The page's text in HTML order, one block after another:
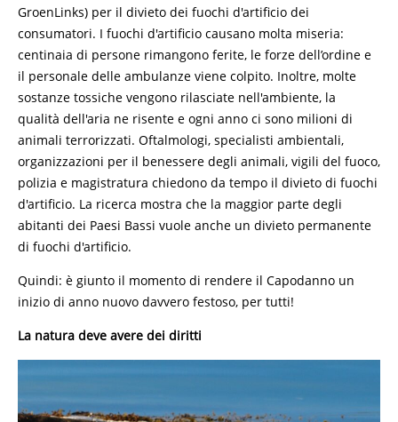
GroenLinks) per il divieto dei fuochi d'artificio dei
consumatori. I fuochi d'artificio causano molta miseria:
centinaia di persone rimangono ferite, le forze dell’ordine e
il personale delle ambulanze viene colpito. Inoltre, molte
sostanze tossiche vengono rilasciate nell'ambiente, la
qualità dell'aria ne risente e ogni anno ci sono milioni di
animali terrorizzati. Oftalmologi, specialisti ambientali,
organizzazioni per il benessere degli animali, vigili del fuoco,
polizia e magistratura chiedono da tempo il divieto di fuochi
d'artificio. La ricerca mostra che la maggior parte degli
abitanti dei Paesi Bassi vuole anche un divieto permanente
di fuochi d'artificio.
Quindi: è giunto il momento di rendere il Capodanno un
inizio di anno nuovo davvero festoso, per tutti!
La natura deve avere dei diritti